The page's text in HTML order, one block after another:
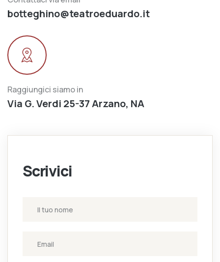
botteghino@teatroeduardo.it
Raggiungici siamo in
Via G. Verdi 25-37 Arzano, NA
Scrivici